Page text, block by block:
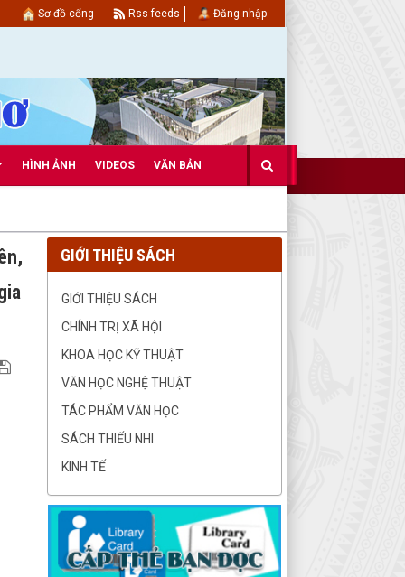
HÌNH ẢNH VIDEOS VĂN BẢN
Sơ đồ cổng Rss feeds Đăng nhập
GIỚI THIỆU SÁCH
GIỚI THIỆU SÁCH
CHÍNH TRỊ XÃ HỘI
KHOA HỌC KỸ THUẬT
VĂN HỌC NGHỆ THUẬT
TÁC PHẨM VĂN HỌC
SÁCH THIẾU NHI
KINH TẾ